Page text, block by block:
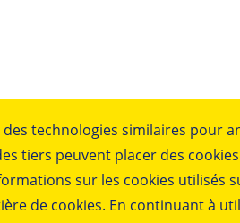
des technologies similaires pour
tiers peuvent placer des
sur les cookies utilisés
de cookies. En continuant à
Restez au courant.....